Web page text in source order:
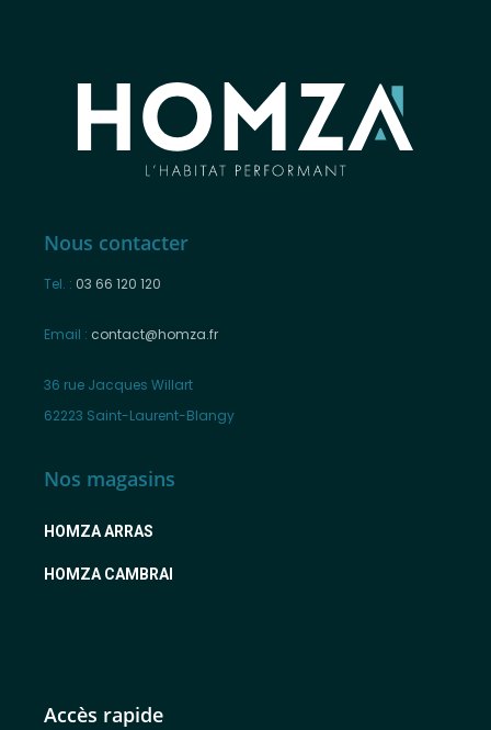
Nous contacter
Tel. : 03 66 120 120
Email : contact@homza.fr
36 rue Jacques Willart
62223 Saint-Laurent-Blangy
Nos magasins
HOMZA ARRAS
HOMZA CAMBRAI
Accès rapide